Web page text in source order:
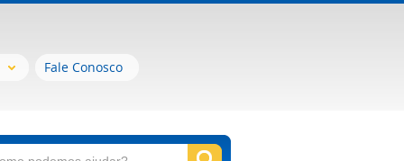
Fale Conosco